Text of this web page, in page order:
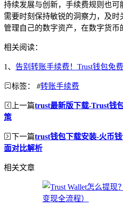
持续发展与创新，手续费规则也可
需要时刻保持敏锐的洞察力，及
管理自己的数字资产，在数字货币
相关阅读：
1、 告别转账手续费！Trust钱包免
标签： #转账手续费
上一篇trust最新版下载-Trust钱
策
下一篇trust钱包下载安装-火币
面对比解析
相关文章